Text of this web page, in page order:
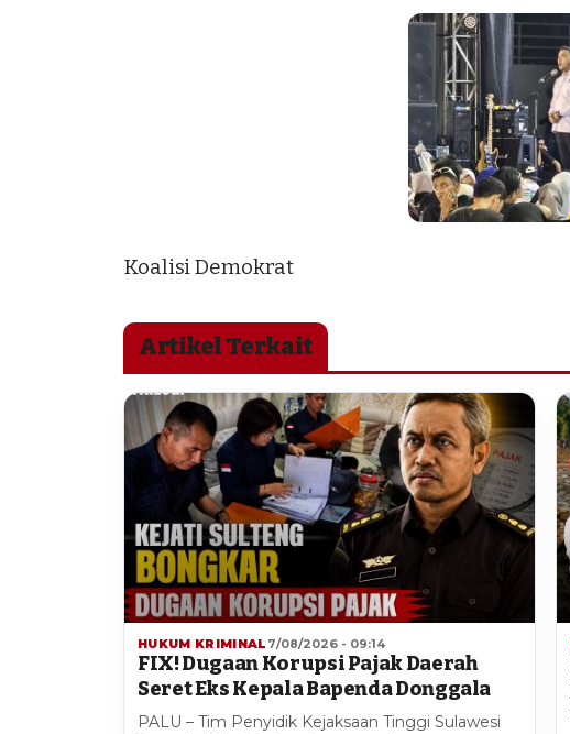
Koalisi Demokrat
Artikel Terkait
HUKUM KRIMINAL 7/08/2026 - 09:14
FIX! Dugaan Korupsi Pajak Daerah
Seret Eks Kepala Bapenda Donggala
PALU – Tim Penyidik Kejaksaan Tinggi Sulawesi